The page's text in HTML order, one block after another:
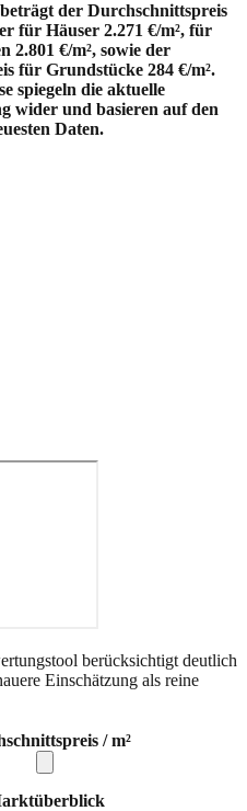
der Durchschnittspreis
für Häuser 2.271 €/m², für
2.801 €/m², sowie der
für Grundstücke 284 €/m².
spiegeln die aktuelle
wider und basieren auf den
Daten.
berücksichtigt deutlich
Einschätzung als reine
/ m²